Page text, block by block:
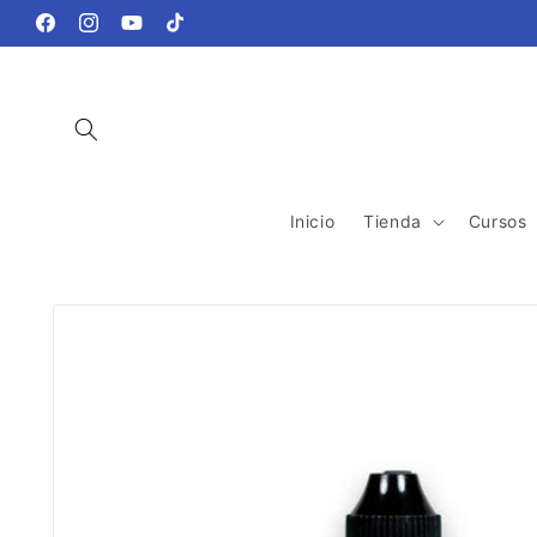
directamente
al contenido
FacebookInstagramYouTubeTikTok
Inicio Tienda Cursos
directamente